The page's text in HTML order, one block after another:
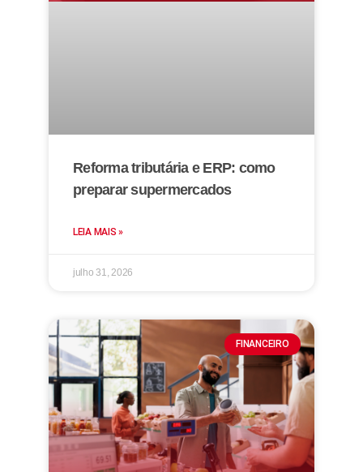
Reforma tributária e ERP: como
preparar supermercados
LEIA MAIS »
julho 31, 2026
FINANCEIRO